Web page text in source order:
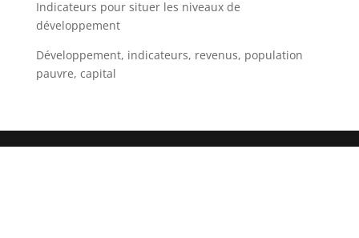
Indicateurs pour situer les niveaux de
développement
Développement, indicateurs, revenus, population
pauvre, capital